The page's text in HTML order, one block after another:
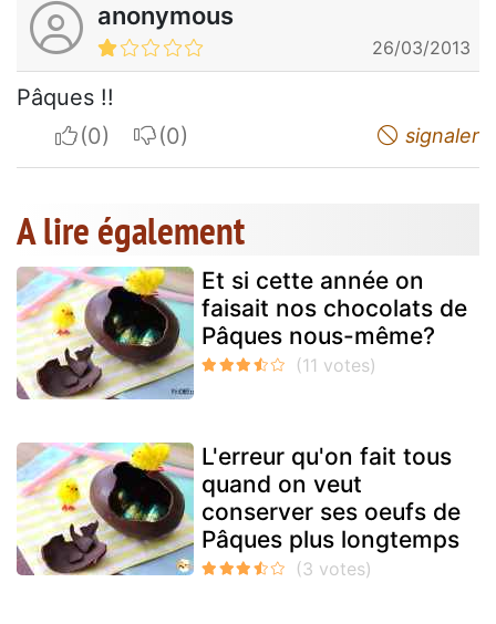
anonymous
26/03/2013
Pâques !!
I apreciateI do not appreciate signaler
A lire également
Et si cette année on
faisait nos chocolats de
Pâques nous-même?
L'erreur qu'on fait tous
quand on veut
conserver ses oeufs de
Pâques plus longtemps